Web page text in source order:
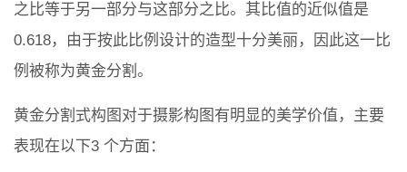
之比等于另一部分与这部分之比。其比值的近似值是
0.618，由于按此比例设计的造型十分美丽，因此这一比
例被称为黄金分割。
黄金分割式构图对于摄影构图有明显的美学价值，主要
表现在以下3 个方面：